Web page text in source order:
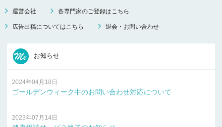
運営会社 各専門家のご登録はこちら
広告出稿についてはこちら 退会・お問い合わせ
お知らせ
2024年04月18日
ゴールデンウィーク中のお問い合わせ対応について
2023年07月14日